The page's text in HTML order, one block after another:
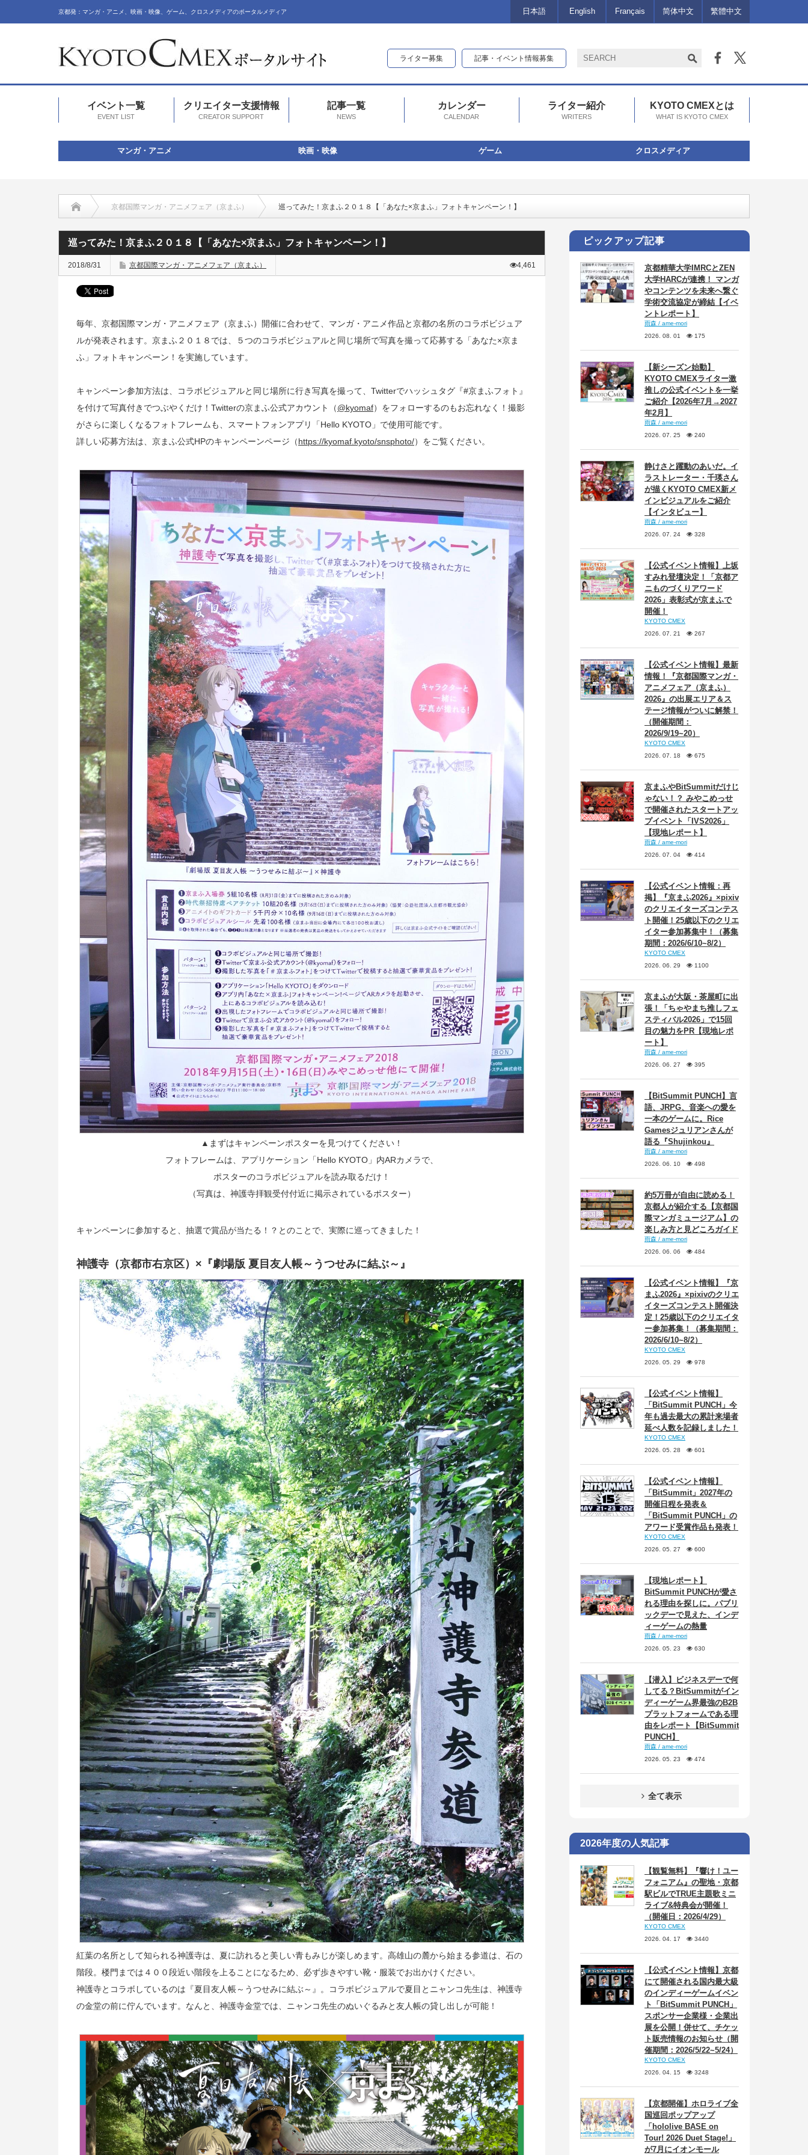
京都発：マンガ・アニメ、映画・映像、ゲーム、クロスメディアのポータルメディア 日本語 English Français 简体中文 繁體中文
ライター募集 記事・イベント情報募集
イベント一覧
EVENT LIST
クリエイター支援情報
CREATOR SUPPORT
記事一覧
NEWS
カレンダー
CALENDAR
ライター紹介
WRITERS
KYOTO CMEXとは
WHAT IS KYOTO CMEX
マンガ・アニメ 映画・映像 ゲーム クロスメディア
京都国際マンガ・アニメフェア（京まふ） 巡ってみた！京まふ２０１８【「あなた×京まふ」フォトキャンペーン！】
巡ってみた！京まふ２０１８【「あなた×京まふ」フォトキャンペーン！】
2018/8/31 京都国際マンガ・アニメフェア（京まふ） 4,461
毎年、京都国際マンガ・アニメフェア（京まふ）開催に合わせて、マンガ・アニメ作品と京都の名所のコラボビジュア
ルが発表されます。京まふ２０１８では、５つのコラボビジュアルと同じ場所で写真を撮って応募する「あなた×京ま
ふ」フォトキャンペーン！を実施しています。
キャンペーン参加方法は、コラボビジュアルと同じ場所に行き写真を撮って、Twitterでハッシュタグ『#京まふフォト』
を付けて写真付きでつぶやくだけ！Twitterの京まふ公式アカウント（@kyomaf）をフォローするのもお忘れなく！撮影
がさらに楽しくなるフォトフレームも、スマートフォンアプリ「Hello KYOTO」で使用可能です。
詳しい応募方法は、京まふ公式HPのキャンペーンページ（https://kyomaf.kyoto/snsphoto/）をご覧ください。
▲まずはキャンペーンポスターを見つけてください！
フォトフレームは、アプリケーション「Hello KYOTO」内ARカメラで、
ポスターのコラボビジュアルを読み取るだけ！
（写真は、神護寺拝観受付付近に掲示されているポスター）
キャンペーンに参加すると、抽選で賞品が当たる！？とのことで、実際に巡ってきました！
神護寺（京都市右京区）×『劇場版 夏目友人帳～うつせみに結ぶ～』
紅葉の名所として知られる神護寺は、夏に訪れると美しい青もみじが楽しめます。高雄山の麓から始まる参道は、石の
階段。楼門までは４００段近い階段を上ることになるため、必ず歩きやすい靴・服装でお出かけください。
神護寺とコラボしているのは『夏目友人帳～うつせみに結ぶ～』。コラボビジュアルで夏目とニャンコ先生は、神護寺
の金堂の前に佇んでいます。なんと、神護寺金堂では、ニャンコ先生のぬいぐるみと友人帳の貸し出しが可能！
ピックアップ記事
京都精華大学IMRCとZEN
大学HARCが連携！ マンガ
やコンテンツを未来へ繋ぐ
学術交流協定が締結【イベ
ントレポート】
雨森 / ame-mori
2026. 08. 01
175
【新シーズン始動】
KYOTO CMEXライター激
推しの公式イベントを一挙
ご紹介【2026年7月→2027
年2月】
雨森 / ame-mori
2026. 07. 25
240
静けさと躍動のあいだ。イ
ラストレーター・千瑛さん
が描くKYOTO CMEX新メ
インビジュアルをご紹介
【インタビュー】
雨森 / ame-mori
2026. 07. 24
328
【公式イベント情報】上坂
すみれ登壇決定！「京都ア
ニものづくりアワード
2026」表彰式が京まふで
開催！
KYOTO CMEX
2026. 07. 21
267
【公式イベント情報】最新
情報！『京都国際マンガ・
アニメフェア（京まふ）
2026』の出展エリア＆ス
テージ情報がついに解禁！
（開催期間：
2026/9/19~20）
KYOTO CMEX
2026. 07. 18
675
京まふやBitSummitだけじ
ゃない！？ みやこめっせ
で開催されたスタートアッ
プイベント「IVS2026」
【現地レポート】
雨森 / ame-mori
2026. 07. 04
414
【公式イベント情報：再
掲】『京まふ2026』×pixiv
のクリエイターズコンテス
ト開催！25歳以下のクリエ
イター参加募集中！（募集
期間：2026/6/10~8/2）
KYOTO CMEX
2026. 06. 29
1100
京まふが大阪・茶屋町に出
張！「ちゃやまち推しフェ
スティバル2026」で15回
目の魅力をPR【現地レポ
ート】
雨森 / ame-mori
2026. 06. 27
395
【BitSummit PUNCH】言
語、JRPG、音楽への愛を
一本のゲームに。Rice
Gamesジュリアンさんが
語る『Shujinkou』
雨森 / ame-mori
2026. 06. 10
498
約5万冊が自由に読める！
京都人が紹介する【京都国
際マンガミュージアム】の
楽しみ方と見どころガイド
雨森 / ame-mori
2026. 06. 06
484
【公式イベント情報】『京
まふ2026』×pixivのクリエ
イターズコンテスト開催決
定！25歳以下のクリエイタ
ー参加募集！（募集期間：
2026/6/10~8/2）
KYOTO CMEX
2026. 05. 29
978
【公式イベント情報】
「BitSummit PUNCH」今
年も過去最大の累計来場者
延べ人数を記録しました！
KYOTO CMEX
2026. 05. 28
601
【公式イベント情報】
「BitSummit」2027年の
開催日程を発表＆
「BitSummit PUNCH」の
アワード受賞作品も発表！
KYOTO CMEX
2026. 05. 27
600
【現地レポート】
BitSummit PUNCHが愛さ
れる理由を探しに。パブリ
ックデーで見えた、インデ
ィーゲームの熱量
雨森 / ame-mori
2026. 05. 23
630
【潜入】ビジネスデーで何
してる？BitSummitがイン
ディーゲーム界最強のB2B
プラットフォームである理
由をレポート【BitSummit
PUNCH】
雨森 / ame-mori
2026. 05. 23
474
全て表示
2026年度の人気記事
【観覧無料】『響け！ユー
フォニアム』の聖地・京都
駅ビルでTRUE主題歌ミニ
ライブ&特典会が開催！
（開催日：2026/4/29）
KYOTO CMEX
2026. 04. 17
3440
【公式イベント情報】京都
にて開催される国内最大級
のインディーゲームイベン
ト「BitSummit PUNCH」
スポンサー企業様・企業出
展を公開！併せて、チケッ
ト販売情報のお知らせ（開
催期間：2026/5/22~5/24）
KYOTO CMEX
2026. 04. 15
3248
【京都開催】ホロライブ全
国巡回ポップアップ
「hololive BASE on
Tour! 2026 Duet Stage!」
が7月にイオンモール